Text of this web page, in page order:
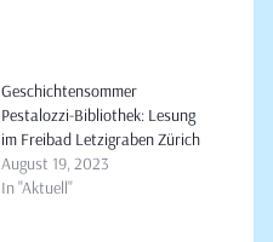
Geschichtensommer
Pestalozzi-Bibliothek: Lesung
im Freibad Letzigraben Zürich
August 19, 2023
In "Aktuell"